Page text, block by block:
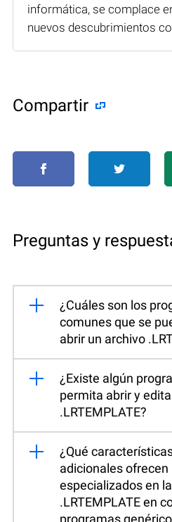
informática, se complace
nuevos descubrimientos
Compartir
Preguntas y
¿Cuáles son los
comunes que se
abrir un archivo
¿Existe algún
permita abrir y
.LRTEMPLATE?
¿Qué
adicionales
especializados en
.LRTEMPLATE en
programas